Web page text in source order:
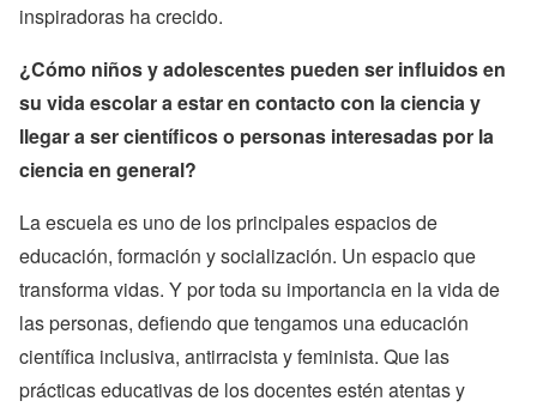
inspiradoras ha crecido.
¿Cómo niños y adolescentes pueden ser influidos en
su vida escolar a estar en contacto con la ciencia y
llegar a ser científicos o personas interesadas por la
ciencia en general?
La escuela es uno de los principales espacios de
educación, formación y socialización. Un espacio que
transforma vidas. Y por toda su importancia en la vida de
las personas, defiendo que tengamos una educación
científica inclusiva, antirracista y feminista. Que las
prácticas educativas de los docentes estén atentas y